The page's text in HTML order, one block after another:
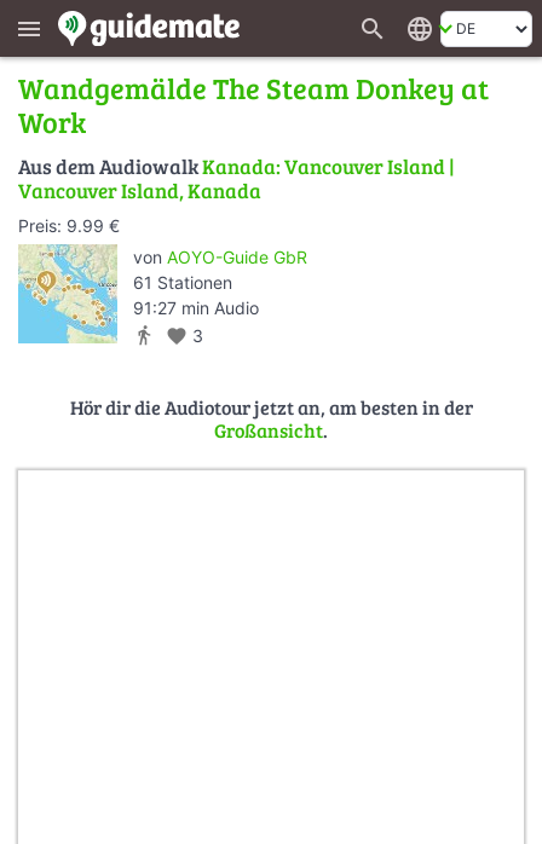
menu search language
Wandgemälde The Steam Donkey at
Work
Aus dem AudiowalkKanada: Vancouver Island |
Vancouver Island, Kanada
Preis: 9.99 €
von AOYO-Guide GbR
61 Stationen
91:27 min Audio
directions_walk favorite 3
Hör dir die Audiotour jetzt an, am besten in der
Großansicht.